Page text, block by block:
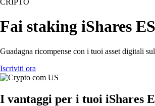
CRIPTO
Fai staking iShares
Guadagna ricompense con i tuoi asset digitali
Iscriviti ora
I vantaggi per i tuoi iShares